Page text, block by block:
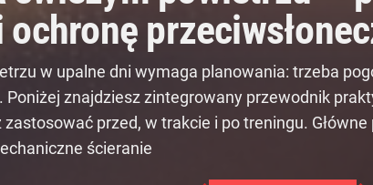
w upalne dni wymaga planowania: trzeba
znajdziesz zintegrowany przewodnik
przed, w trakcie i po treningu.
ścieranie